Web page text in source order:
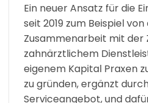
Ein neuer Ansatz für die
seit 2019 zum Beispiel
Zusammenarbeit mit der
zahnärztlichem
eigenem Kapital Praxen
zu gründen, ergänzt
Serviceangebot, und